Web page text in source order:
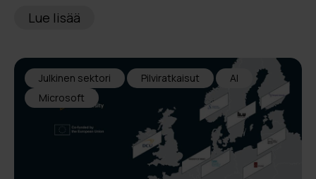
Lue lisää
Julkinen sektori Pilviratkaisut
AI
Microsoft